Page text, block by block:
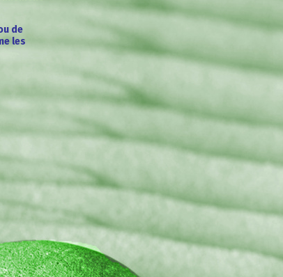
de
les